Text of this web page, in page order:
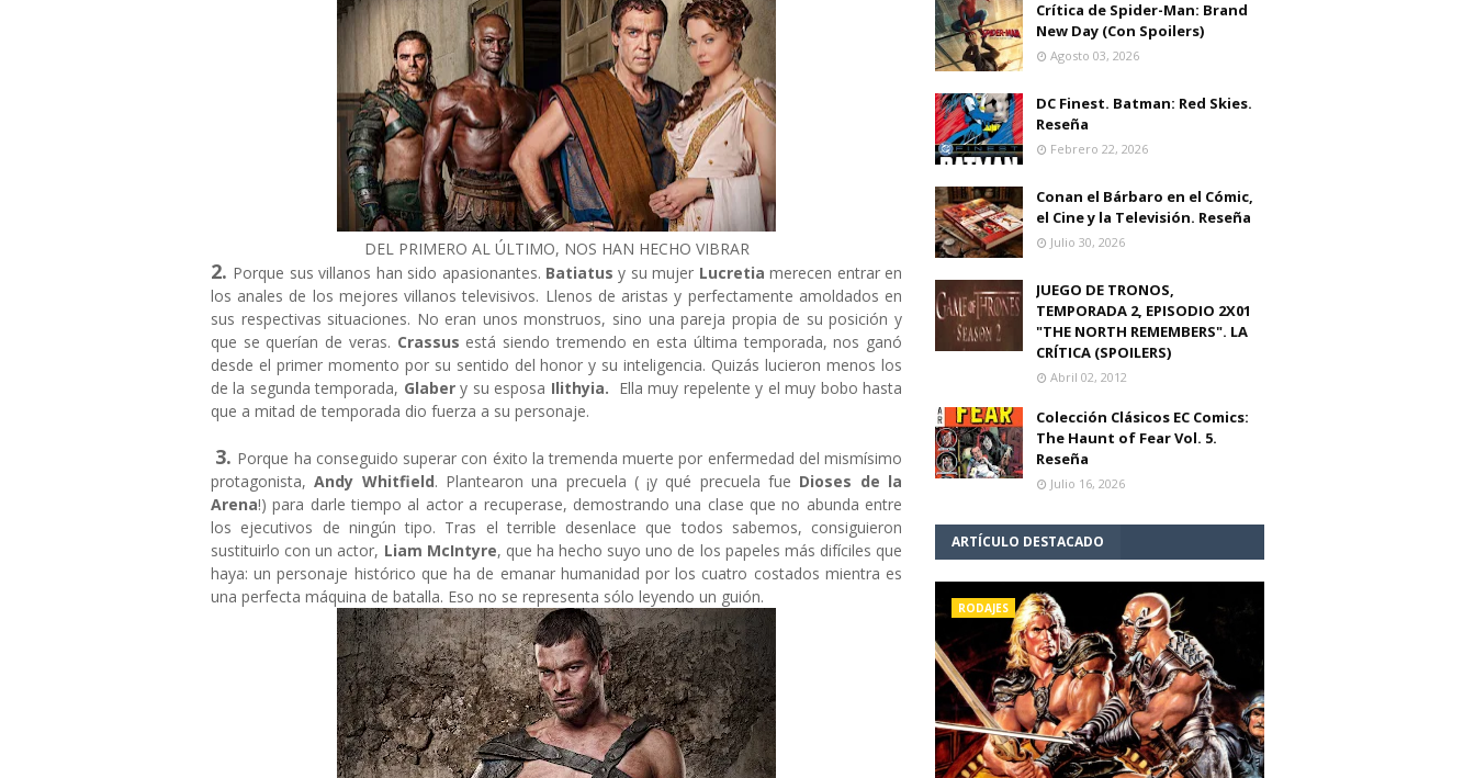
DEL PRIMERO AL ÚLTIMO, NOS HAN HECHO VIBRAR
2. Porque sus villanos han sido apasionantes. Batiatus y su mujer Lucretia merecen entrar en
los anales de los mejores villanos televisivos. Llenos de aristas y perfectamente amoldados en
sus respectivas situaciones. No eran unos monstruos, sino una pareja propia de su posición y
que se querían de veras. Crassus está siendo tremendo en esta última temporada, nos ganó
desde el primer momento por su sentido del honor y su inteligencia. Quizás lucieron menos los
de la segunda temporada, Glabery su esposa Ilithyia. Ella muy repelente y el muy bobo hasta
que a mitad de temporada dio fuerza a su personaje.
3. Porque ha conseguido superar con éxito la tremenda muerte por enfermedad del mismísimo
protagonista,Andy Whitfield. Plantearon una precuela ( ¡y qué precuela fue Dioses de la
Arena!) para darle tiempo al actor a recuperase, demostrando una clase que no abunda entre
los ejecutivos de ningún tipo. Tras el terrible desenlace que todos sabemos, consiguieron
sustituirlo con un actor, Liam McIntyre, que ha hecho suyo uno de los papeles más difíciles que
haya: un personaje histórico que ha de emanar humanidad por los cuatro costados mientra es
una perfecta máquina de batalla. Eso no se representa sólo leyendo un guión.
Crítica de Spider-Man: Brand
New Day (Con Spoilers)
Agosto 03, 2026
DC Finest. Batman: Red Skies.
Reseña
Febrero 22, 2026
Conan el Bárbaro en el Cómic,
el Cine y la Televisión. Reseña
Julio 30, 2026
JUEGO DE TRONOS,
TEMPORADA 2, EPISODIO 2X01
"THE NORTH REMEMBERS". LA
CRÍTICA (SPOILERS)
Abril 02, 2012
Colección Clásicos EC Comics:
The Haunt of Fear Vol. 5.
Reseña
Julio 16, 2026
ARTÍCULO DESTACADO
RODAJES